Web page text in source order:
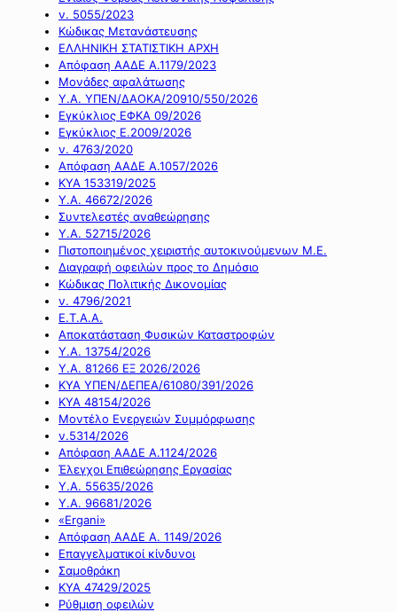
ν. 5055/2023
Κώδικας Μετανάστευσης
ΕΛΛΗΝΙΚΗ ΣΤΑΤΙΣΤΙΚΗ ΑΡΧΗ
Απόφαση ΑΑΔΕ Α.1179/2023
Μονάδες αφαλάτωσης
Υ.Α. ΥΠΕΝ/ΔΑΟΚΑ/20910/550/2026
Εγκύκλιος ΕΦΚΑ 09/2026
Εγκύκλιος Ε.2009/2026
ν. 4763/2020
Απόφαση ΑΑΔΕ Α.1057/2026
ΚΥΑ 153319/2025
Υ.Α. 46672/2026
Συντελεστές αναθεώρησης
Υ.Α. 52715/2026
Πιστοποιημένος χειριστής αυτοκινούμενων Μ.Ε.
Διαγραφή οφειλών προς το Δημόσιο
Κώδικας Πολιτικής Δικονομίας
ν. 4796/2021
Ε.Τ.Α.Α.
Αποκατάσταση Φυσικών Καταστροφών
Υ.Α. 13754/2026
Υ.Α. 81266 ΕΞ 2026/2026
ΚΥΑ ΥΠΕΝ/ΔΕΠΕΑ/61080/391/2026
ΚΥΑ 48154/2026
Μοντέλο Ενεργειών Συμμόρφωσης
ν.5314/2026
Απόφαση ΑΑΔΕ Α.1124/2026
Έλεγχοι Επιθεώρησης Εργασίας
Υ.Α. 55635/2026
Υ.Α. 96681/2026
«Ergani»
Απόφαση ΑΑΔΕ Α. 1149/2026
Επαγγελματικοί κίνδυνοι
Σαμοθράκη
ΚΥΑ 47429/2025
Ρύθμιση οφειλών